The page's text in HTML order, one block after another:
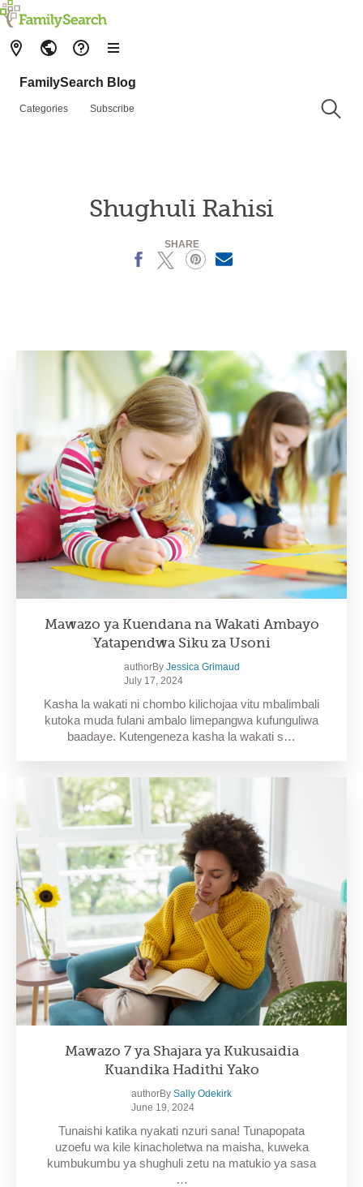
FamilySearch Blog
Categories Subscribe
Shughuli Rahisi
SHARE
X
Mawazo ya Kuendana na Wakati Ambayo
Yatapendwa Siku za Usoni
authorBy Jessica Grimaud
July 17, 2024
Kasha la wakati ni chombo kilichojaa vitu mbalimbali
kutoka muda fulani ambalo limepangwa kufunguliwa
baadaye. Kutengeneza kasha la wakati s…
Mawazo 7 ya Shajara ya Kukusaidia
Kuandika Hadithi Yako
authorBy Sally Odekirk
June 19, 2024
Tunaishi katika nyakati nzuri sana! Tunapopata
uzoefu wa kile kinacholetwa na maisha, kuweka
kumbukumbu ya shughuli zetu na matukio ya sasa
…